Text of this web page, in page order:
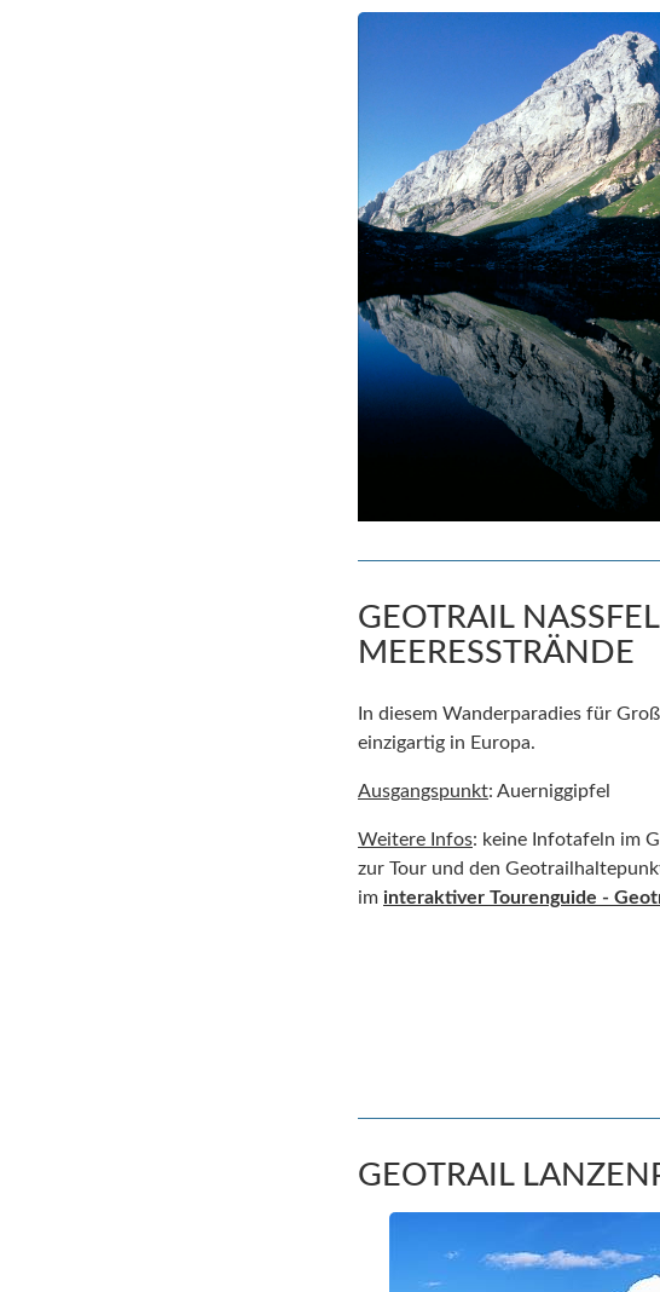
GEOTRAIL
MEERESSTRÄNDE
In diesem Wanderparadies für
einzigartig in Europa.
Ausgangspunkt: Auerniggipfel
Weitere Infos: keine Infotafeln im
zur Tour und den
im interaktiver Tourenguide -
GEOTRAIL